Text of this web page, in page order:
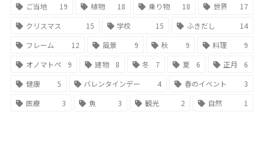
ご当地
19 植物 18 乗り物 18 世界
17
クリスマス
15 学校 15 ふきだし
14
フレーム
12 風景 9 秋 9 料理
9
オノマトペ
9 建物 8 冬 7 夏 6 正月
6
健康
5 バレンタインデー 4 春のイベント
3
医療
3 魚 3 観光 2 自然 1